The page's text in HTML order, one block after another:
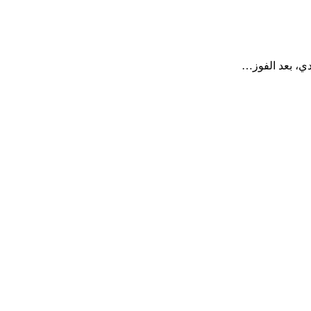
بعد الفوز…